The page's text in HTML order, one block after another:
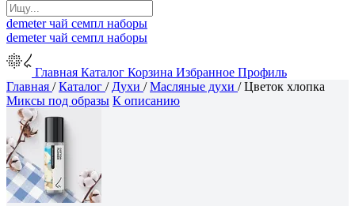
demeterчай семпл наборы
demeterчай семпл наборы
Главная Каталог Корзина Избранное Профиль
Главная /Каталог / Духи /Масляные духи /Цветок хлопка
Миксы под образы К описанию